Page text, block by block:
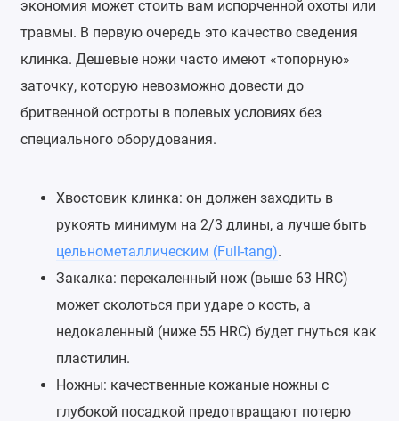
экономия может стоить вам испорченной охоты или
травмы. В первую очередь это качество сведения
клинка. Дешевые ножи часто имеют «топорную»
заточку, которую невозможно довести до
бритвенной остроты в полевых условиях без
специального оборудования.
Хвостовик клинка: он должен заходить в
рукоять минимум на 2/3 длины, а лучше быть
цельнометаллическим (Full-tang).
Закалка: перекаленный нож (выше 63 HRC)
может сколоться при ударе о кость, а
недокаленный (ниже 55 HRC) будет гнуться как
пластилин.
Ножны: качественные кожаные ножны с
глубокой посадкой предотвращают потерю